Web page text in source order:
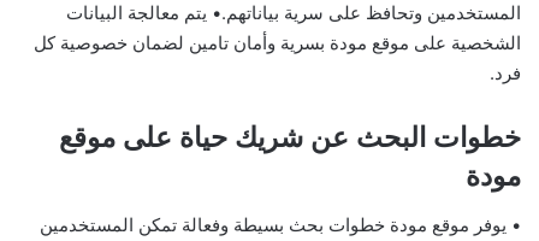
المستخدمين وتحافظ على سرية بياناتهم.• يتم معالجة البيانات
الشخصية على موقع مودة بسرية وأمان تامين لضمان خصوصية كل
فرد.
خطوات البحث عن شريك حياة على موقع
مودة
• يوفر موقع مودة خطوات بحث بسيطة وفعالة تمكن المستخدمين